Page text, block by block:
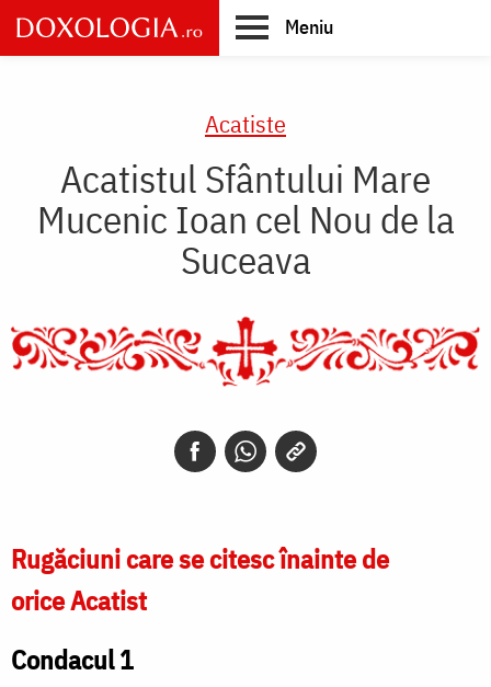
Skip
to
main
Meniu
Acatiste
Acatistul Sfântului Mare
Mucenic Ioan cel Nou de la
Suceava
Rugăciuni care se citesc înainte de
orice Acatist
Condacul 1